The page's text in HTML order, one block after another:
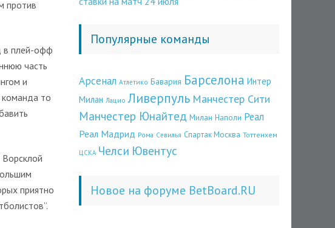
против
в плей-офф
часть
и
команда то
приятно
Популярные команды
Арсенал Атлетико Бавария Барселона Интер
Милан Лацио Ливерпуль Манчестер Сити
Манчестер Юнайтед Милан Наполи Реал
Реал Мадрид Рома Севилья Спартак Москва Тоттенхем
ЦСКА Челси Ювентус
Новое на форуме BetBoard.RU